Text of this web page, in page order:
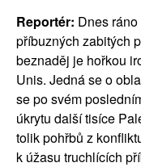
Reportér: Dnes
příbuzných zabitých
beznaděj je hořkou
Unis. Jedná se o
se po svém
úkrytu další tisíce
tolik pohřbů z
k úžasu truchlících